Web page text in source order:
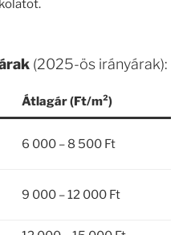
(2025-ös irányárak):
Átlagár (Ft/m²)
6 000 – 8 500 Ft
9 000 – 12 000 Ft